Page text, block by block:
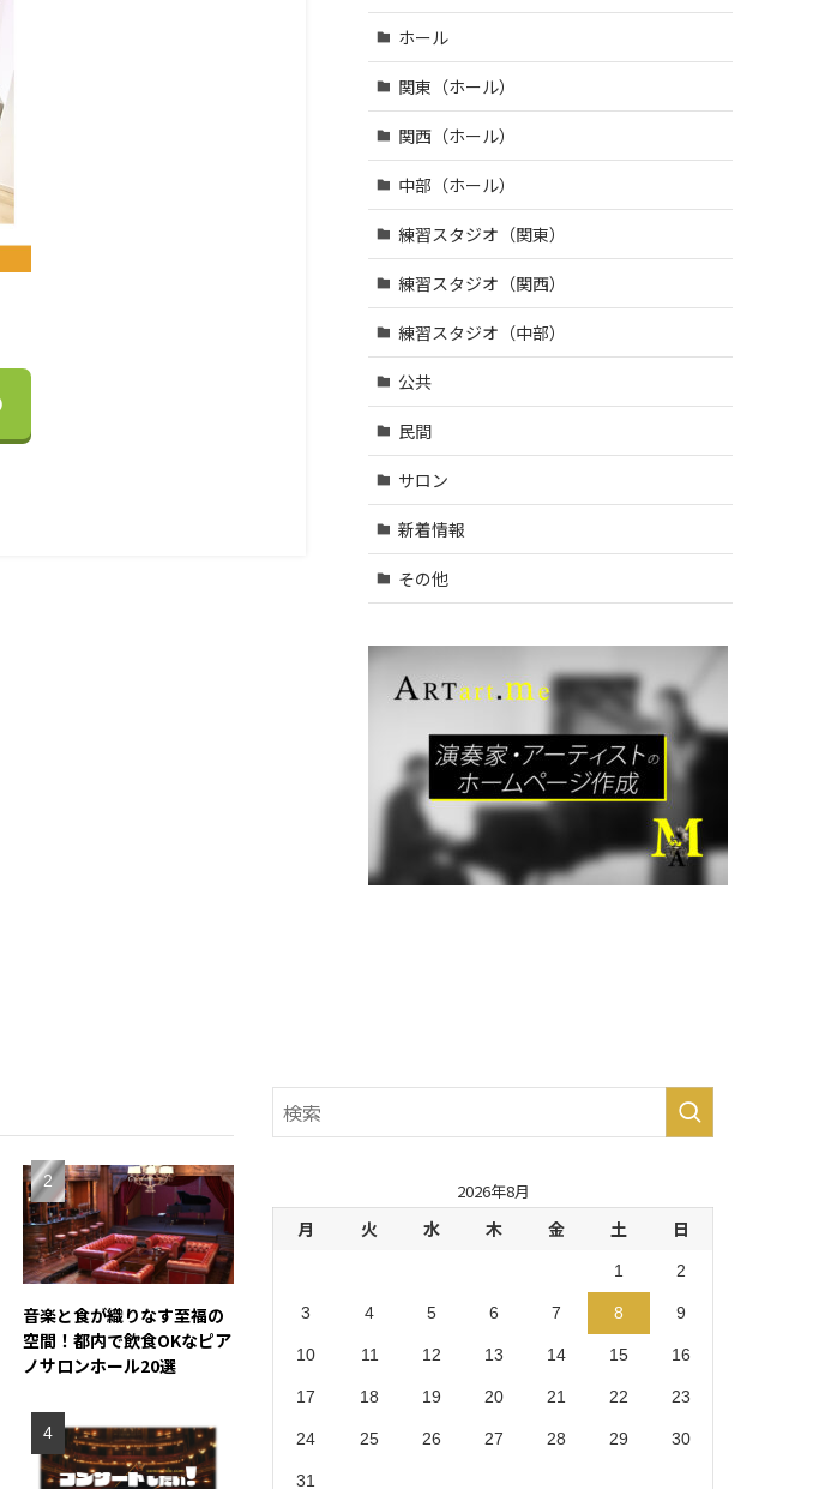
武蔵野
市・三
鷹市・
日野
市・西
東京
市 (16)
| … 府中
市・調
布市・
狛江
市 (13)
| … 小金
井市・
市・東
村山
市・武
市・東
市 (9)
| … 立川
市・国
市・国
多摩
田市 (1
1)
| … 稲城
市・清
瀬市・
久留米
市・蕨
市 (6)
| … 三郷
市・所
沢市・
市 (10)
| … 朝霞
市・上
尾市・
志木
市 (6)
市・河
市 (3)
ホール
関東（ホール）
関西（ホール）
中部（ホール）
練習スタジオ（関東）
練習スタジオ（関西）
練習スタジオ（中部）
公共
民間
サロン
新着情報
その他
音楽と食が織りなす至福の
空間！都内で飲食OKなピア
ノサロンホール20選
2026年8月
月 火 水 木 金 土 日
1 2
3 4 5 6 7 8 9
10 11 12 13 14 15 16
17 18 19 20 21 22 23
24 25 26 27 28 29 30
31